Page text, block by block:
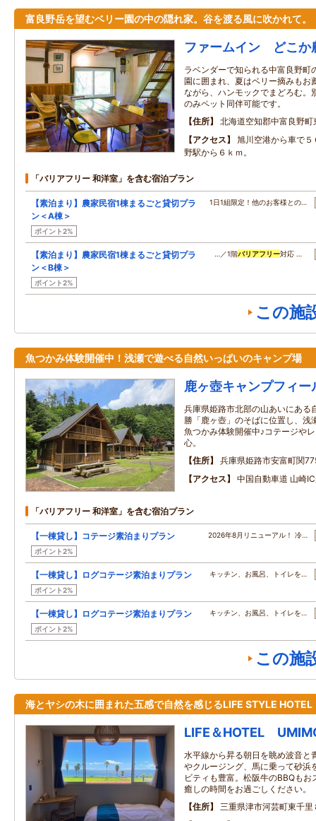
富良野岳を望むベリー園の中の隠れ家。谷を渡る風に吹かれて。
ファームイン どこか
ラベンダーで知られる中富良野町
園に囲まれ、夏はベリー摘みもお
ながら、ハンモックでまどろむ。
のみペット同伴可能です。
住所
北海道空知郡中富良野
アクセス
旭川空港から車で
野駅から６ｋｍ。
「バリアフリー 和洋室」を含む宿泊プラン
【素泊まり】農家民宿1棟まるごと貸切プラ
ン＜A棟＞
ポイント2%
1日1組限定！他のお客様との…
【素泊まり】農家民宿1棟まるごと貸切プラ
ン＜B棟＞
ポイント2%
…／1階バリアフリー対応 …
この施
魚つかみ体験開催中！浅瀬で遊べる自然いっぱいのキャンプ場
鹿ヶ壺キャンプフィー
兵庫県姫路市北部の山あいにある
勝「鹿ヶ壺」のそばに位置し、浅
魚つかみ体験開催中♪コテージや
心。
住所
兵庫県姫路市安富町関
アクセス
中国自動車道 山崎
「バリアフリー 和洋室」を含む宿泊プラン
【一棟貸し】コテージ素泊まりプラン
ポイント2%
2026年8月リニューアル！ 冷…
【一棟貸し】ログコテージ素泊まりプラン
ポイント2%
キッチン、お風呂、トイレを…
【一棟貸し】ログコテージ素泊まりプラン
ポイント2%
キッチン、お風呂、トイレを…
この施
海とヤシの木に囲まれた五感で自然を感じるLIFE STYLE HOTEL
LIFE＆HOTEL
水平線から昇る朝日を眺め波音と
やクルージング、馬に乗って砂浜
ビティも豊富。松阪牛のBBQも
癒しの時間をお過ごしください。
住所
三重県津市河芸町東千里